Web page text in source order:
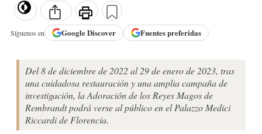
Síguenos en GoogleDiscover Fuentes preferidas
Del 8 de diciembre de 2022 al 29 de enero de 2023, tras
una cuidadosa restauración y una amplia campaña de
investigación, la Adoración de los Reyes Magos de
Rembrandt podrá verse al público en el Palazzo Medici
Riccardi de Florencia.